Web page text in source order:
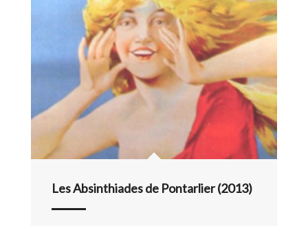
Les Absinthiades de Pontarlier (2013)